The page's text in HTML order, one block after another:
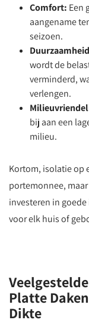
Comfort: Een
aangename
seizoen.
wordt de
verminderd,
verlengen.
bij aan een
milieu.
Kortom, isolatie op
portemonnee,
investeren in
voor elk huis of
Platte
Dikte